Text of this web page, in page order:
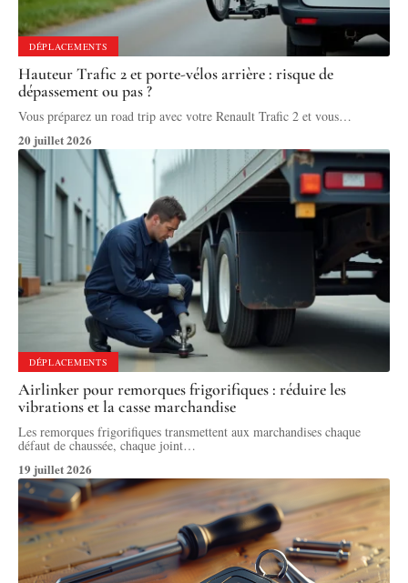
DÉPLACEMENTS
Hauteur Trafic 2 et porte-vélos arrière : risque de
dépassement ou pas ?
Vous préparez un road trip avec votre Renault Trafic 2 et vous…
20 juillet 2026
DÉPLACEMENTS
Airlinker pour remorques frigorifiques : réduire les
vibrations et la casse marchandise
Les remorques frigorifiques transmettent aux marchandises chaque
défaut de chaussée, chaque joint…
19 juillet 2026